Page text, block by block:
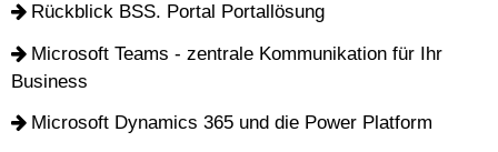
Rückblick BSS. Portal Portallösung
Microsoft Teams - zentrale Kommunikation für Ihr
Business
Microsoft Dynamics 365 und die Power Platform